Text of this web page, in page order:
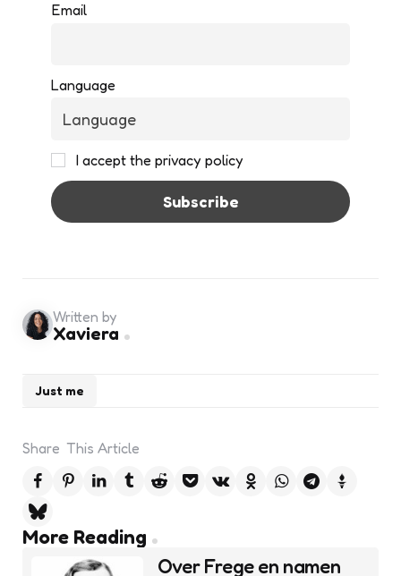
Email
Language
I accept the privacy policy
Just me
Written by
Xaviera
Share This Article
More Reading
Post
navigation
Over Frege en namen